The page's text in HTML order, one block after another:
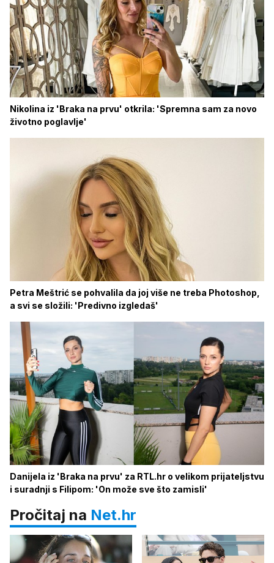
Nikolina iz 'Braka na prvu' otkrila: 'Spremna sam za novo
životno poglavlje'
Petra Meštrić se pohvalila da joj više ne treba Photoshop,
a svi se složili: 'Predivno izgledaš'
Danijela iz 'Braka na prvu' za RTL.hr o velikom prijateljstvu
i suradnji s Filipom: 'On može sve što zamisli'
Pročitaj na Net.hr